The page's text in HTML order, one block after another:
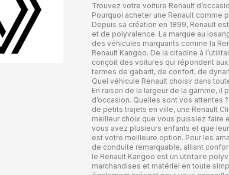
Trouvez votre voiture Renault
Pourquoi acheter une Renault comme
Depuis sa création en 1899, Renault
et de polyvalence. La marque au
des véhicules marquants comme la
Renault Kangoo. De la citadine à
conçoit des voitures qui répondent
termes de gabarit, de confort, de
Quel véhicule Renault choisir dans
En raison de la largeur de la gamme,
d’occasion. Quelles sont vos attentes
de petits trajets en ville, une Renault
meilleur choix que vous puissiez faire
vous avez plusieurs enfants et que
est votre meilleure option. Pour les
de conduite remarquable, alliant
le Renault Kangoo est un utilitaire
marchandises et matériel en toute